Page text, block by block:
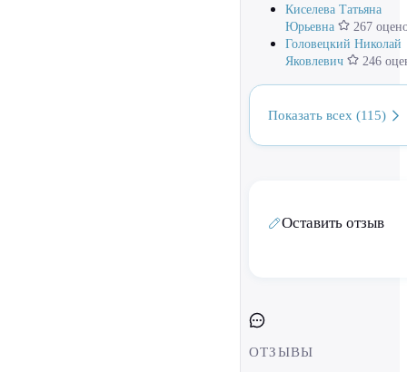
Киселева Татьяна
Юрьевна
267
Головецкий Николай
Яковлевич
246
Показать всех (115)
Оставить отзыв
ОТЗЫВЫ